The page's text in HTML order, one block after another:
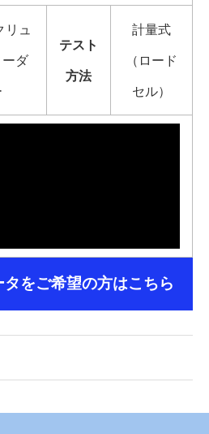
リュ
ーダ
テスト
方法
計量式
（ロード
セル）
をご希望の方はこちら